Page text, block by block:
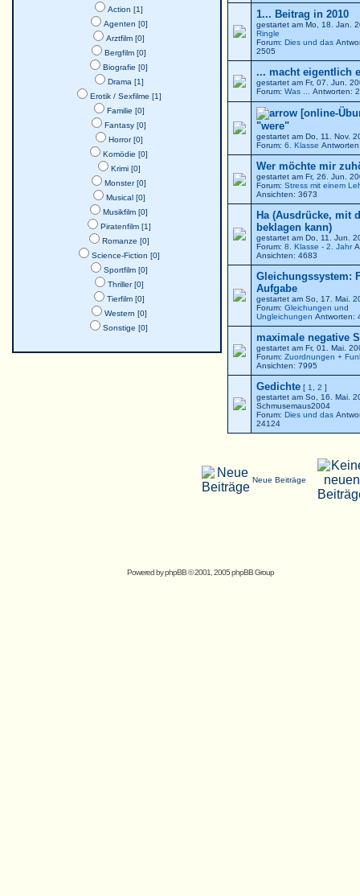
Action [1]
Agenten [0]
Arztfilm [0]
Bergfilm [0]
Biografie [0]
Drama [1]
Erotik / Sexfilme [1]
Familie [0]
Fantasy [0]
Horror [0]
Komödie [0]
Krimi [0]
Monster [0]
Musical [0]
Musikfilm [0]
Piratenfilm [1]
Romanze [0]
Science-Fiction [0]
Sportfilm [0]
Thriller [0]
Tierfilm [0]
Western [0]
Sonstige [0]
1... Beitrag in 2010
gestartet am Mo, 18. Jan.
Ringle
Forum: Dies und das
2505
... macht eigentlich
gestartet am Fr, 07. Jun.
Forum: Was ... Antworten:
[online-
"were"
gestartet am Do, 11. Nov.
Forum: 6. Klasse
Wer möchte mir
gestartet am Fr, 26. Jun.
Forum: Stress mit einem
Ansichten: 3673
Ha (Ausdrücke, mit
beklagen kann)
gestartet am Do, 11. Jun.
Forum: 8. Klasse - 2. Jahr
Ansichten: 4683
Gleichungssystem:
Aufgabe
gestartet am So, 17. Mai.
Forum: Gleichungen und
Ungleichungen Antworten:
maximale negative
gestartet am Fr, 01. Mai.
Forum: Zuordnungen +
Ansichten: 7995
Gedichte [ 1 2 ]
gestartet am So, 16. Mai.
Schmusemaus2004
Forum: Dies und das
24124
Neue Beiträge
Powered byphpBB© 2001, 2005 phpBB Group